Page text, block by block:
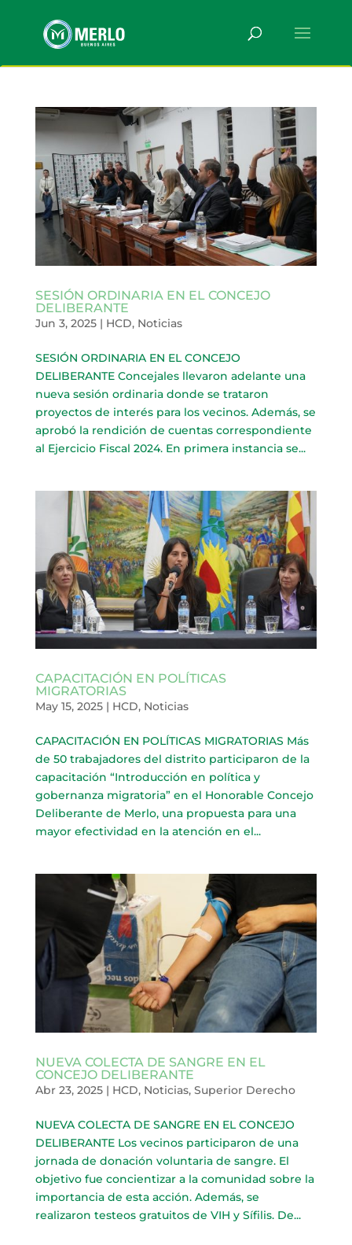
SESIÓN ORDINARIA EN EL CONCEJO
DELIBERANTE
Jun 3, 2025| HCD, Noticias
SESIÓN ORDINARIA EN EL CONCEJO
DELIBERANTE Concejales llevaron adelante una
nueva sesión ordinaria donde se trataron
proyectos de interés para los vecinos. Además, se
aprobó la rendición de cuentas correspondiente
al Ejercicio Fiscal 2024. En primera instancia se...
CAPACITACIÓN EN POLÍTICAS
MIGRATORIAS
May 15, 2025| HCD, Noticias
CAPACITACIÓN EN POLÍTICAS MIGRATORIAS Más
de 50 trabajadores del distrito participaron de la
capacitación “Introducción en política y
gobernanza migratoria” en el Honorable Concejo
Deliberante de Merlo, una propuesta para una
mayor efectividad en la atención en el...
NUEVA COLECTA DE SANGRE EN EL
CONCEJO DELIBERANTE
Abr 23, 2025| HCD, Noticias, Superior Derecho
NUEVA COLECTA DE SANGRE EN EL CONCEJO
DELIBERANTE Los vecinos participaron de una
jornada de donación voluntaria de sangre. El
objetivo fue concientizar a la comunidad sobre la
importancia de esta acción. Además, se
realizaron testeos gratuitos de VIH y Sífilis. De...